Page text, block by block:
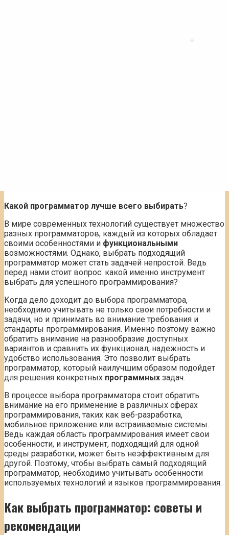
Какой программатор лучше всего выбирать?
В мире современных технологий существует множество
разных программаторов, каждый из которых обладает
своими особенностями и функциональными
возможностями. Однако, выбрать подходящий
программатор может стать задачей непростой. Ведь
перед нами стоит вопрос: какой именно инструмент
выбрать для успешного программирования?
Когда дело доходит до выбора программатора,
необходимо учитывать не только свои потребности и
задачи, но и принимать во внимание требования и
стандарты программирования. Именно поэтому важно
обратить внимание на разнообразие доступных
вариантов и сравнить их функционал, надежность и
удобство использования. Это позволит выбрать
программатор, который наилучшим образом подойдет
для решения конкретных программных задач.
В процессе выбора программатора стоит обратить
внимание на его применение в различных сферах
программирования, таких как веб-разработка,
мобильное приложение или встраиваемые системы.
Ведь каждая область программирования имеет свои
особенности, и инструмент, подходящий для одной
среды разработки, может быть неэффективным для
другой. Поэтому, чтобы выбрать самый подходящий
программатор, необходимо учитывать особенности
используемых технологий и языков программирования.
Как выбрать программатор: советы и
рекомендации